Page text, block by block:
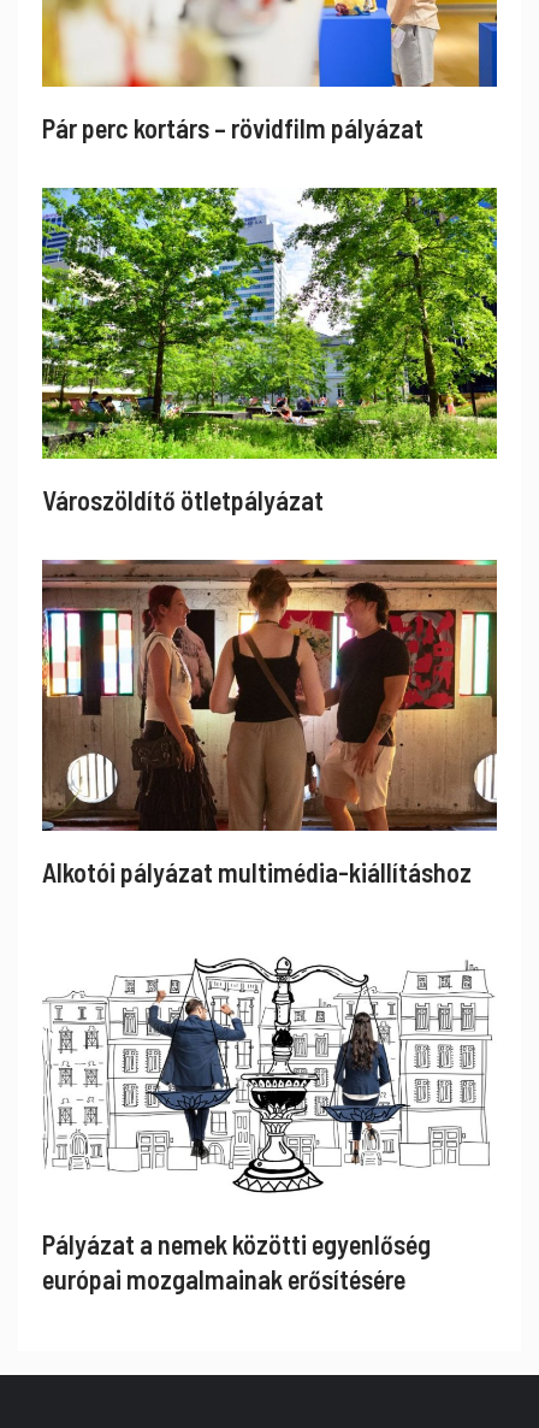
Pár perc kortárs – rövidfilm pályázat
Városzöldítő ötletpályázat
Alkotói pályázat multimédia-kiállításhoz
Pályázat a nemek közötti egyenlőség
európai mozgalmainak erősítésére